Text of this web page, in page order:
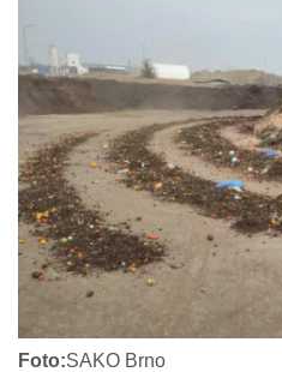
Foto:SAKO Brno